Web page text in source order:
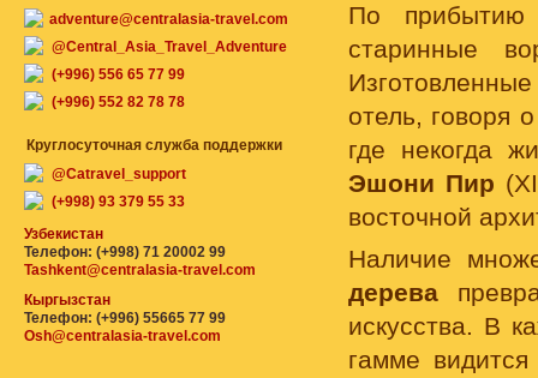
По
старинные
отель, говоря
где некогда
Эшони Пир
восточной
Наличие
дерева
искусства. В
гамме
adventure@centralasia-travel.com
@Central_Asia_Travel_Adventure
(+996) 556 65 77 99
(+996) 552 82 78 78
Круглосуточная служба поддержки
@Catravel_support
(+998) 93 379 55 33
Узбекистан
Телефон: (+998) 71 20002 99
Tashkent@centralasia-travel.com
Кыргызстан
Телефон: (+996) 55665 77 99
Osh@centralasia-travel.com